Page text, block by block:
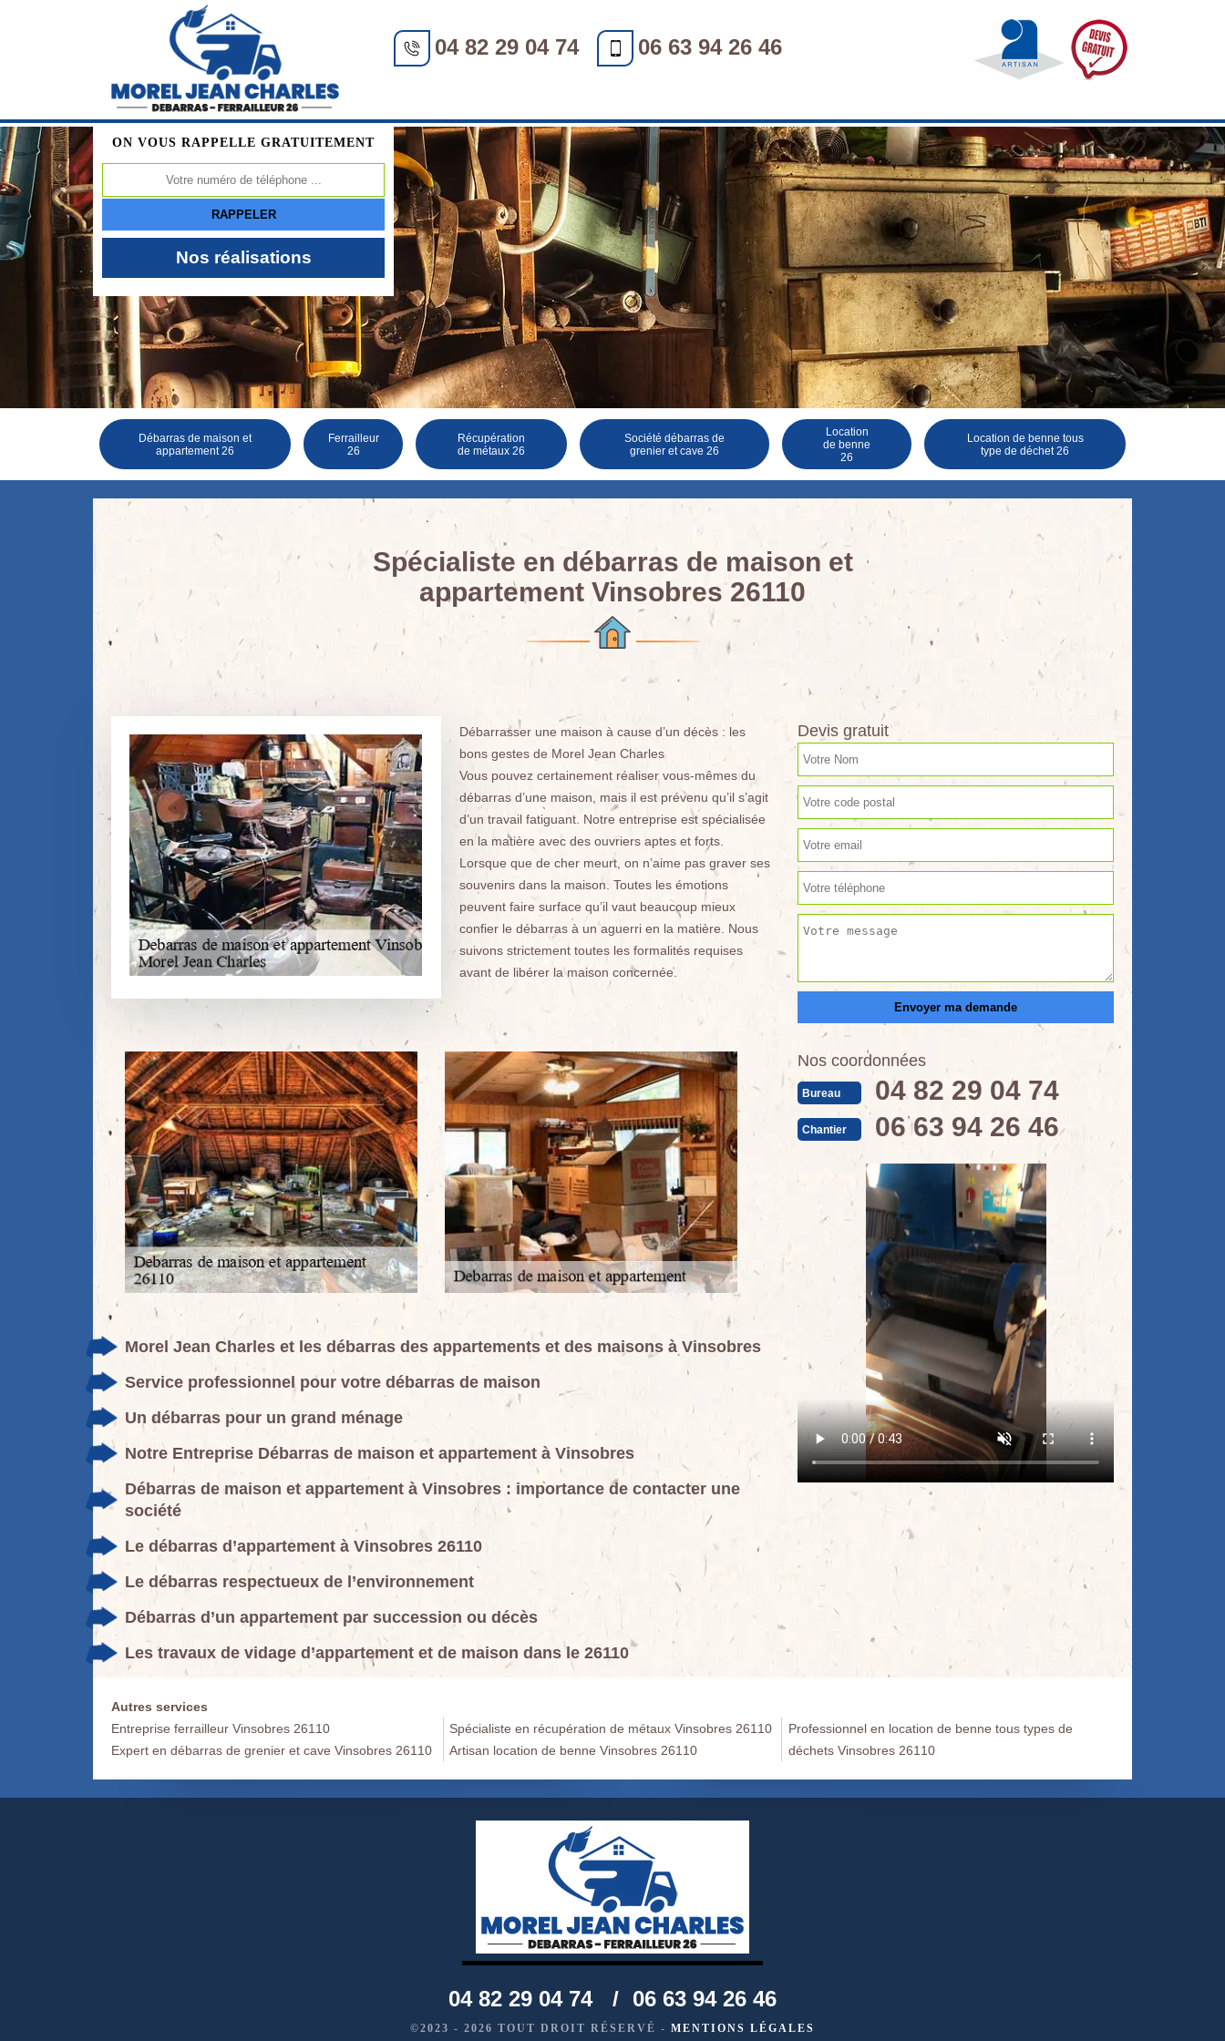
04 82 29 04 74 06 63 94 26 46
ON VOUS RAPPELLE GRATUITEMENT
Nos réalisations
Débarras de maison et
appartement 26
Ferrailleur
26
Récupération
de métaux 26
Société débarras de
grenier et cave 26
Location
de benne
26
Location de benne tous
type de déchet 26
Spécialiste en débarras de maison et
appartement Vinsobres 26110
Débarrasser une maison à cause d’un décès : les
bons gestes de Morel Jean Charles
Vous pouvez certainement réaliser vous-mêmes du
débarras d’une maison, mais il est prévenu qu’il s’agit
d’un travail fatiguant. Notre entreprise est spécialisée
en la matière avec des ouvriers aptes et forts.
Lorsque que de cher meurt, on n’aime pas graver ses
souvenirs dans la maison. Toutes les émotions
peuvent faire surface qu’il vaut beaucoup mieux
confier le débarras à un aguerri en la matière. Nous
suivons strictement toutes les formalités requises
avant de libérer la maison concernée.
Morel Jean Charles et les débarras des appartements et des maisons à Vinsobres
Service professionnel pour votre débarras de maison
Un débarras pour un grand ménage
Notre Entreprise Débarras de maison et appartement à Vinsobres
Débarras de maison et appartement à Vinsobres : importance de contacter une
société
Le débarras d’appartement à Vinsobres 26110
Le débarras respectueux de l’environnement
Débarras d’un appartement par succession ou décès
Les travaux de vidage d’appartement et de maison dans le 26110
Devis gratuit
Nos coordonnées
Bureau 04 82 29 04 74
Chantier 06 63 94 26 46
Autres services
Entreprise ferrailleur Vinsobres 26110
Expert en débarras de grenier et cave Vinsobres 26110
Spécialiste en récupération de métaux Vinsobres 26110
Artisan location de benne Vinsobres 26110
Professionnel en location de benne tous types de
déchets Vinsobres 26110
04 82 29 04 74 / 06 63 94 26 46
©2023 - 2026 TOUT DROIT RÉSERVÉ - MENTIONS LÉGALES